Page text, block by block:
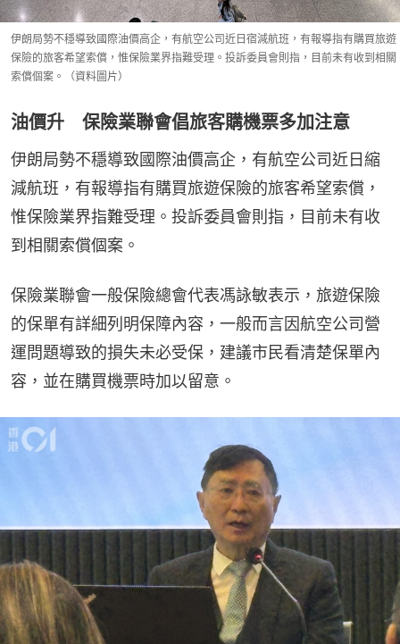
伊朗局勢不穩導致國際油價高企，有航空公司近日宿減航班，有報導指有購買旅遊
保險的旅客希望索償，惟保險業界指難受理。投訴委員會則指，目前未有收到相關
索償個案。（資料圖片）
油價升 保險業聯會倡旅客購機票多加注意
伊朗局勢不穩導致國際油價高企，有航空公司近日縮
減航班，有報導指有購買旅遊保險的旅客希望索償，
惟保險業界指難受理。投訴委員會則指，目前未有收
到相關索償個案。
保險業聯會一般保險總會代表馮詠敏表示，旅遊保險
的保單有詳細列明保障內容，一般而言因航空公司營
運問題導致的損失未必受保，建議市民看清楚保單內
容，並在購買機票時加以留意。